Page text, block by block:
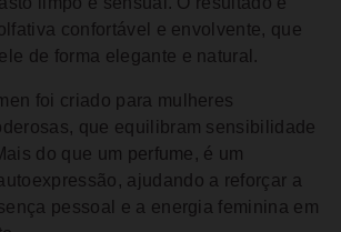
confortável e envolvente, que
de forma elegante e natural.
foi criado para mulheres
que equilibram sensibilidade
do que um perfume, é um
ajudando a reforçar a
pessoal e a energia feminina em